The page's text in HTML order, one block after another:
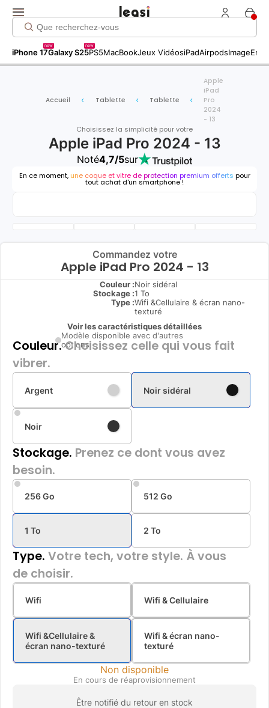
iPhone 17
new
Galaxy S25
new
PS5MacBookJeux VidéosiPadAirpodsImage
Accueil Tablette Tablette
Apple
iPad
Pro
2024
- 13
Choisissez la simplicité pour votre
Apple iPad Pro 2024 - 13
Noté4,7/5sur
En ce moment, une coque et vitre de protection premium offerts pour
tout achat d'un smartphone !
Commandez votre
Apple iPad Pro 2024 - 13
Couleur :Noir sidéral
Stockage :1 To
Type :Wifi &Cellulaire & écran nano-
texturé
Voir les caractéristiques détaillées
Modèle disponible avec d'autres
options
Couleur.Choisissez celle qui vous fait
vibrer.
Argent Noir sidéral
Noir
Stockage. Prenez ce dont vous avez
besoin.
256 Go 512 Go
1 To 2 To
Type. Votre tech, votre style. À vous
de choisir.
Wifi Wifi & Cellulaire
Wifi &Cellulaire &
écran nano-texturé
Wifi & écran nano-
texturé
Non disponible
En cours de réaprovisionnement
Être notifié du retour en stock